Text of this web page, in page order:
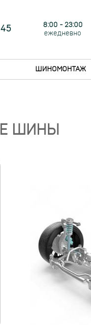
8:00 - 23:00
ежедневно
ШИНОМОНТАЖ
ШИНЫ